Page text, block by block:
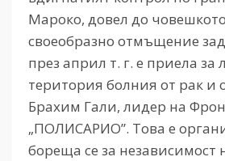
Мароко, довел до
своеобразно отмъщение
през април т. г. е приела за
територия болния от рак и
Брахим Гали, лидер на
„ПОЛИСАРИО”. Това е
бореща се за